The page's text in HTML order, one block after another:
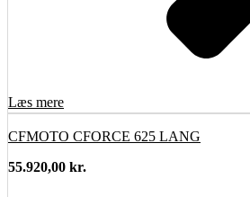
Læs mere
CFMOTO CFORCE 625 LANG
55.920,00 kr.